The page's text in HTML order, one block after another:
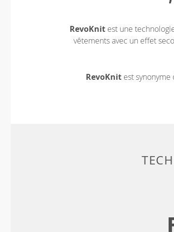
RevoKnitest une
vêtements avec un effet
RevoKnitest synonyme